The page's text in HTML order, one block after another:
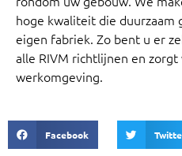
hoge kwaliteit die duurzaam
eigen fabriek. Zo bent u er
alle RIVM richtlijnen en
werkomgeving.
Facebook